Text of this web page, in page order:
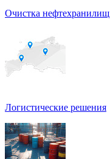
Очистка нефтехранилищ
Логистические решения